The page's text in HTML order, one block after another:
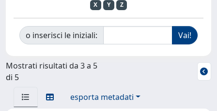
X
Y Z
o inserisci le iniziali:
Mostrati risultati da 3 a 5
di 5
esporta metadati